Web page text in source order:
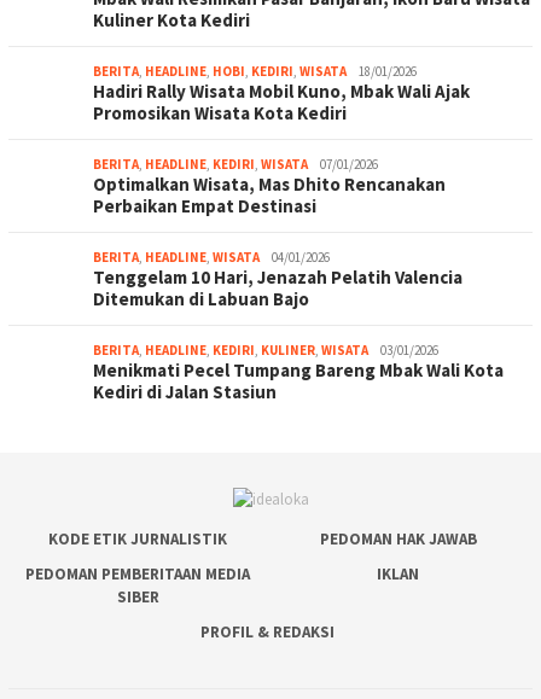
Kuliner Kota Kediri
BERITA HEADLINE HOBI KEDIRI WISATA 18/01/2026
Hadiri Rally Wisata Mobil Kuno, Mbak Wali Ajak
Promosikan Wisata Kota Kediri
BERITA HEADLINE KEDIRI WISATA 07/01/2026
Optimalkan Wisata, Mas Dhito Rencanakan
Perbaikan Empat Destinasi
BERITA HEADLINE WISATA 04/01/2026
Tenggelam 10 Hari, Jenazah Pelatih Valencia
Ditemukan di Labuan Bajo
BERITA HEADLINE KEDIRI KULINER WISATA 03/01/2026
Menikmati Pecel Tumpang Bareng Mbak Wali Kota
Kediri di Jalan Stasiun
KODE ETIK JURNALISTIK
PEDOMAN HAK JAWAB
PEDOMAN PEMBERITAAN MEDIA
SIBER
IKLAN
PROFIL & REDAKSI